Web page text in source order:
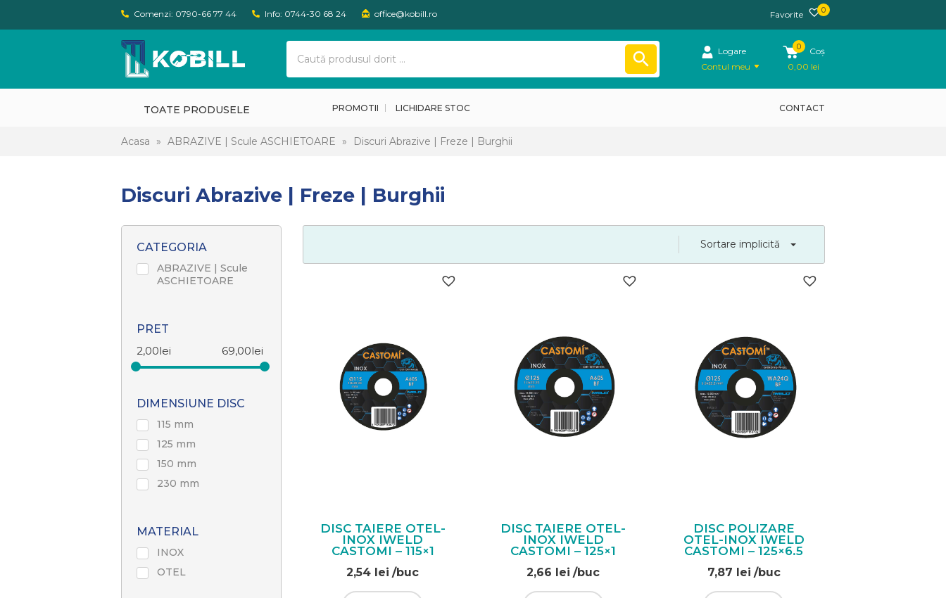
Comenzi: 0790-66 77 44 Info: 0744-30 68 24 office@kobill.ro Favorite 0
Logare
Contul meu
0
Coș
0,00 lei
TOATE PRODUSELE PROMOTII LICHIDARE STOC CONTACT
Acasa » ABRAZIVE | Scule ASCHIETOARE » Discuri Abrazive | Freze | Burghii
Discuri Abrazive | Freze | Burghii
CATEGORIA
ABRAZIVE | Scule
ASCHIETOARE
PRET
2,00lei 69,00lei
DIMENSIUNE DISC
115 mm
125 mm
150 mm
230 mm
MATERIAL
INOX
OTEL
Sortare implicită
DISC TAIERE OTEL-
INOX IWELD
CASTOMI – 115×1
2,54 lei /buc
DISC TAIERE OTEL-
INOX IWELD
CASTOMI – 125×1
2,66 lei /buc
DISC POLIZARE
OTEL-INOX IWELD
CASTOMI – 125×6.5
7,87 lei /buc